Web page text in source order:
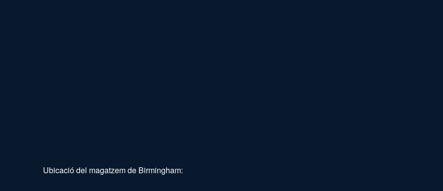
Ubicació del magatzem de Birmingham: